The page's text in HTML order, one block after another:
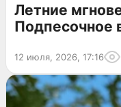
Летние
Подпесочное
12 июля, 2026, 17:16